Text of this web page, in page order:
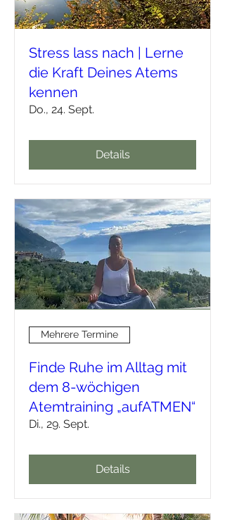
Stress lass nach | Lerne
die Kraft Deines Atems
kennen
Do., 24. Sept.
Details
Mehrere Termine
Finde Ruhe im Alltag mit
dem 8-wöchigen
Atemtraining „aufATMEN“
Di., 29. Sept.
Details